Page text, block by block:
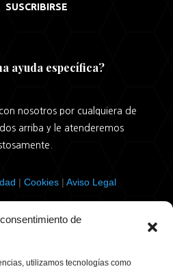
de
utilizamos tecnologías como
SUSCRIBIRSE
ayuda específica?
nosotros por cualquiera de
arriba y le atenderemos
|Cookies |Aviso Legal
Burgos. 2026 |
privacidad